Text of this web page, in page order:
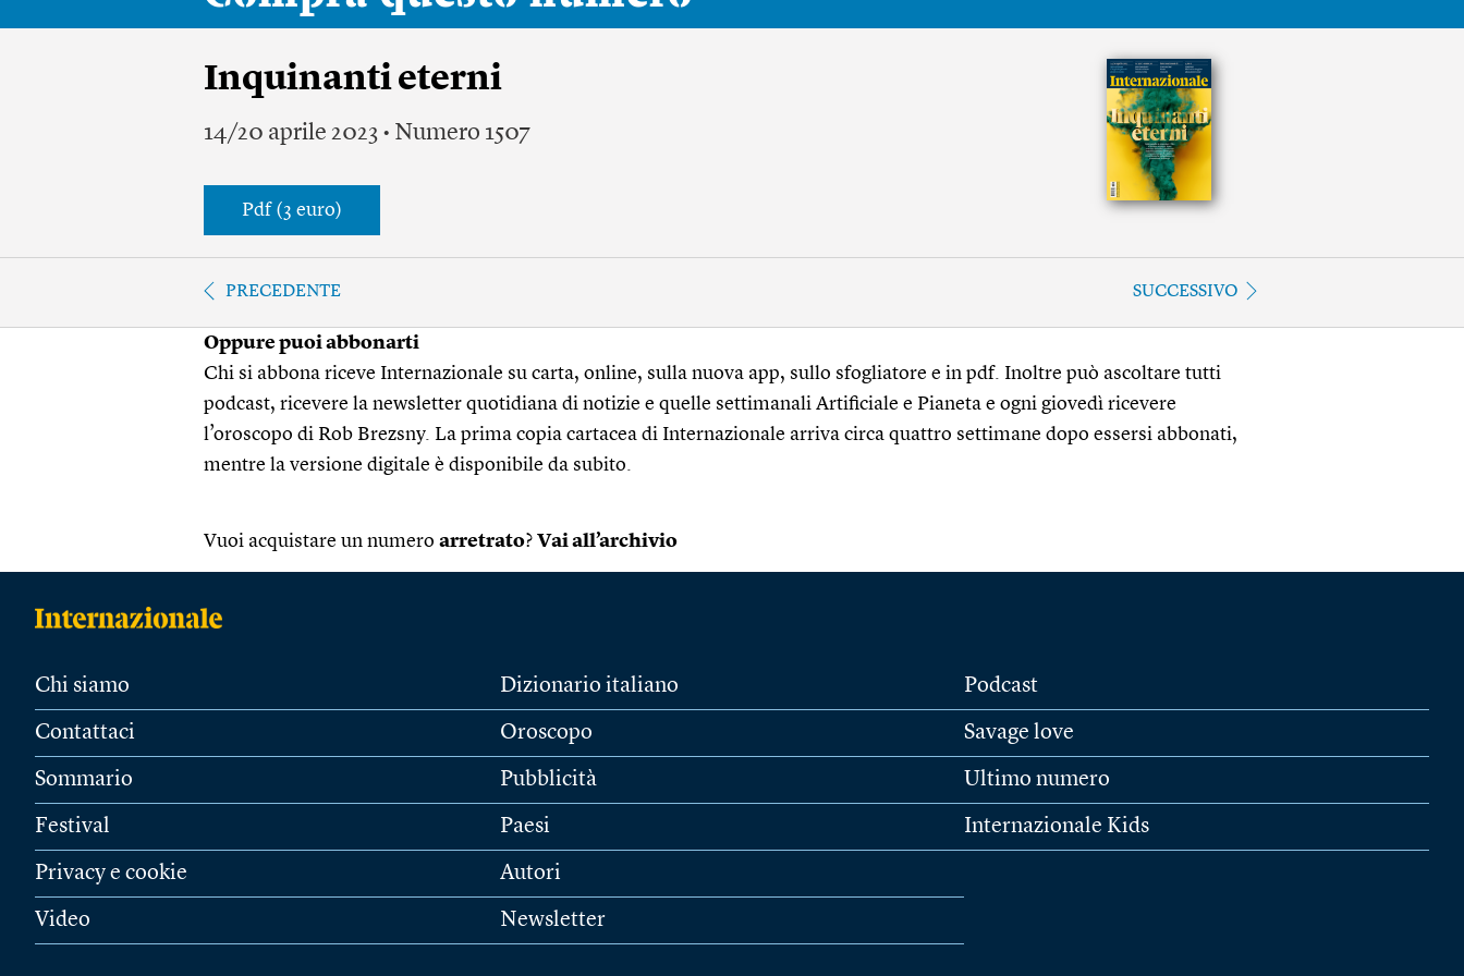
Inquinanti eterni
14/20 aprile 2023 • Numero 1507
Pdf (3 euro)
PRECEDENTE SUCCESSIVO
Oppure puoi abbonarti
Chi si abbona riceve Internazionale su carta, online, sulla nuova app, sullo sfogliatore e in pdf. Inoltre può ascoltare tutti
podcast, ricevere la newsletter quotidiana di notizie e quelle settimanali Artificiale e Pianeta e ogni giovedì ricevere
l’oroscopo di Rob Brezsny. La prima copia cartacea di Internazionale arriva circa quattro settimane dopo essersi abbonati,
mentre la versione digitale è disponibile da subito.
Vuoi acquistare un numero arretrato? Vai all’archivio
Chi siamo
Contattaci
Sommario
Festival
Privacy e cookie
Video
Dizionario italiano
Oroscopo
Pubblicità
Paesi
Autori
Newsletter
Podcast
Savage love
Ultimo numero
Internazionale Kids